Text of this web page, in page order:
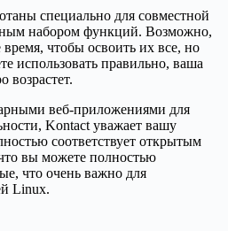
специально для совместной
набором функций. Возможно,
время, чтобы освоить их все, но
использовать правильно, ваша
возрастет.
веб-приложениями для
Kontact уважает вашу
соответствует открытым
вы можете полностью
что очень важно для
Linux.